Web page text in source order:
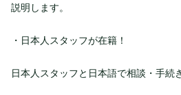
説明します。
・日本人スタッフが在籍！
日本人スタッフと日本語で相談・手続